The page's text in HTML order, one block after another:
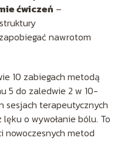
ćwiczeń –
nawrotom
10 zabiegach metodą
5 do zaledwie 2 w 10-
sesjach terapeutycznych
lęku o wywołanie bólu. To
nowoczesnych metod